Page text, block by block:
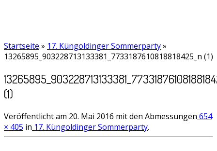
Startseite » 17. Küngoldinger Sommerparty»
13265895_903228713133381_7733187610818818425_n (1)
(1)
Veröffentlicht am 20. Mai 2016 mit den Abmessungen 654
× 405 in 17. Küngoldinger Sommerparty.